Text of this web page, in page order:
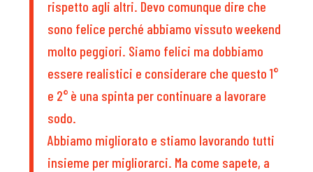
rispetto agli altri. Devo comunque dire che
sono felice perché abbiamo vissuto weekend
molto peggiori. Siamo felici ma dobbiamo
essere realistici e considerare che questo 1°
e 2° è una spinta per continuare a lavorare
sodo.
Abbiamo migliorato e stiamo lavorando tutti
insieme per migliorarci. Ma come sapete, a